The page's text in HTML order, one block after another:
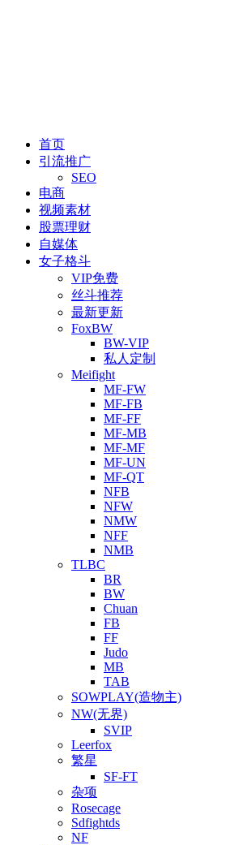
首页
引流推广
SEO
电商
视频素材
股票理财
自媒体
女子格斗
VIP免费
丝斗推荐
最新更新
FoxBW
BW-VIP
私人定制
Meifight
MF-FW
MF-FB
MF-FF
MF-MB
MF-MF
MF-UN
MF-QT
NFB
NFW
NMW
NFF
NMB
TLBC
BR
BW
Chuan
FB
FF
Judo
MB
TAB
SOWPLAY(造物主)
NW(无界)
SVIP
Leerfox
繁星
SF-FT
杂项
Rosecage
Sdfightds
NF